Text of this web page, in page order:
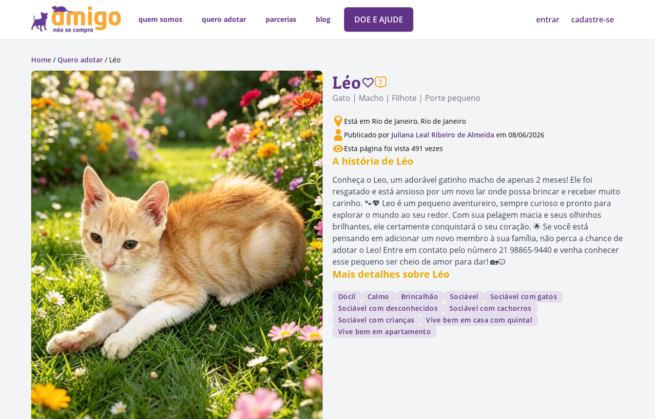
quem somos quero adotar parcerias blog DOE E AJUDE entrar cadastre-se
Home / Quero adotar / Léo
Léo
Gato | Macho | Filhote | Porte pequeno
Está em Rio de Janeiro, Rio de Janeiro
Publicado por Juliana Leal Ribeiro de Almeida em 08/06/2026
Esta página foi vista 491 vezes
A história de Léo
Conheça o Leo, um adorável gatinho macho de apenas 2 meses! Ele foi
resgatado e está ansioso por um novo lar onde possa brincar e receber muito
carinho. 🐾💖 Leo é um pequeno aventureiro, sempre curioso e pronto para
explorar o mundo ao seu redor. Com sua pelagem macia e seus olhinhos
brilhantes, ele certamente conquistará o seu coração. 🌟 Se você está
pensando em adicionar um novo membro à sua família, não perca a chance de
adotar o Leo! Entre em contato pelo número 21 98865-9440 e venha conhecer
esse pequeno ser cheio de amor para dar! 🏡🐱
Mais detalhes sobre Léo
Dócil Calmo Brincalhão Sociável
Sociável com gatos
Sociável com desconhecidos
Sociável com cachorros
Sociável com crianças
Vive bem em casa com quintal
Vive bem em apartamento